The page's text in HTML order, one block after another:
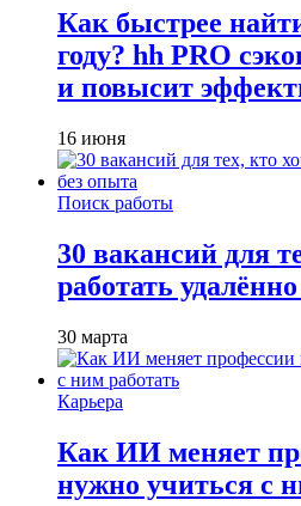
Как быстрее
году? hh PRO
и повысит
16 июня
Поиск работы
30 вакансий для
работать
30 марта
Карьера
Как ИИ меняет
нужно учиться с